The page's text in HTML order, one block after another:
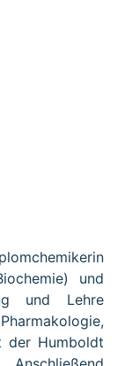
und
und Lehre
der Humboldt